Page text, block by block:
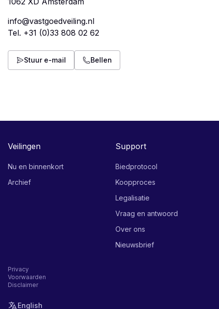
info@vastgoedveiling.nl
Tel. +31 (0)33 808 02 62
Stuur e-mail Bellen
Veilingen
Nu en binnenkort
Archief
Support
Biedprotocol
Koopproces
Legalisatie
Vraag en antwoord
Over ons
Nieuwsbrief
Privacy
Voorwaarden
Disclaimer
English